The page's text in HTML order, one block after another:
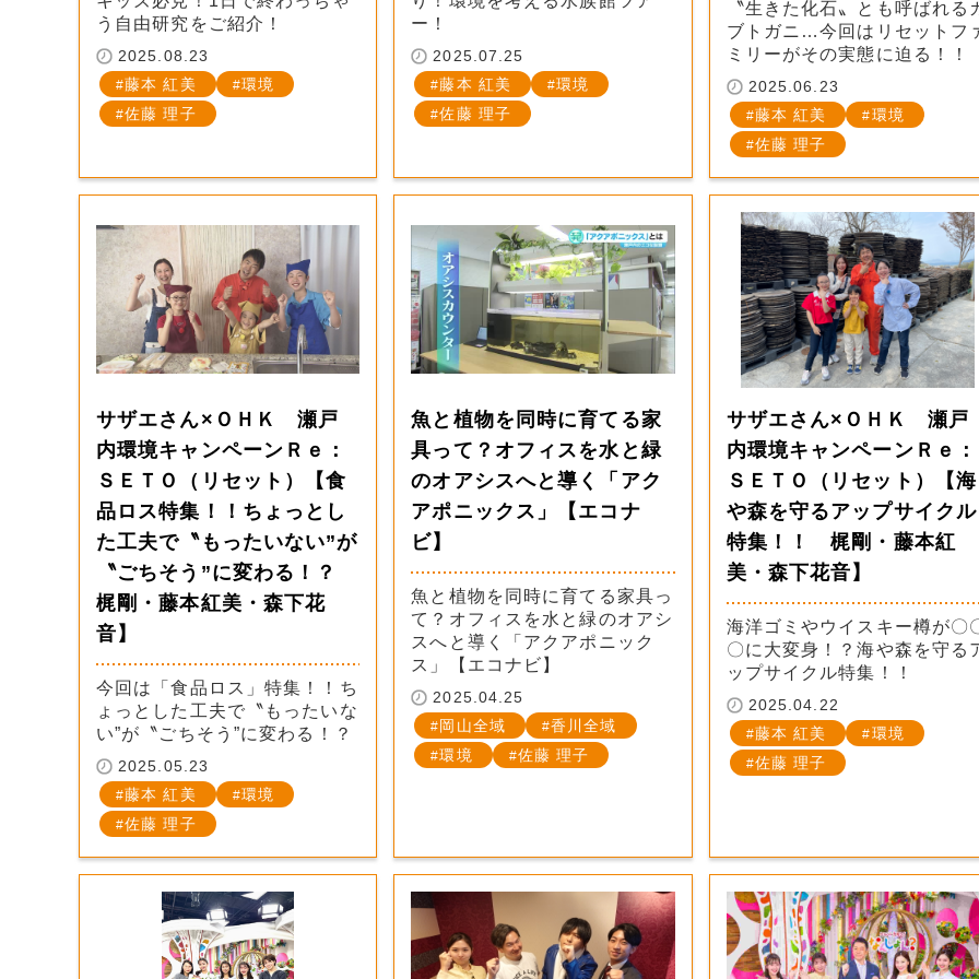
う自由研究をご紹介！
2025.08.23
藤本 紅美
環境
佐藤 理子
ー！
2025.07.25
藤本 紅美
環境
佐藤 理子
〝生きた化石〟とも呼ばれる
ブトガニ…今回はリセットフ
ミリーがその実態に迫る！！
2025.06.23
藤本 紅美
環境
佐藤 理子
サザエさん×ＯＨＫ 瀬戸
内環境キャンペーンＲｅ：
ＳＥＴＯ（リセット）【食
品ロス特集！！ちょっとし
た工夫で〝もったいない”が
〝ごちそう”に変わる！？
梶剛・藤本紅美・森下花
音】
今回は「食品ロス」特集！！ち
ょっとした工夫で〝もったいな
い”が〝ごちそう”に変わる！？
2025.05.23
藤本 紅美
環境
佐藤 理子
魚と植物を同時に育てる家
具って？オフィスを水と緑
のオアシスへと導く「アク
アポニックス」【エコナ
ビ】
魚と植物を同時に育てる家具っ
て？オフィスを水と緑のオアシ
スへと導く「アクアポニック
ス」【エコナビ】
2025.04.25
岡山全域
香川全域
環境
佐藤 理子
サザエさん×ＯＨＫ 瀬戸
内環境キャンペーンＲｅ：
ＳＥＴＯ（リセット）【海
や森を守るアップサイクル
特集！！ 梶剛・藤本紅
美・森下花音】
海洋ゴミやウイスキー樽が〇
〇に大変身！？海や森を守る
ップサイクル特集！！
2025.04.22
藤本 紅美
環境
佐藤 理子